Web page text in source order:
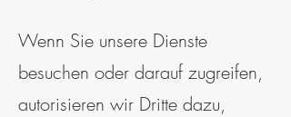
Wenn Sie unsere Dienste
besuchen oder darauf zugreifen,
autorisieren wir Dritte dazu,